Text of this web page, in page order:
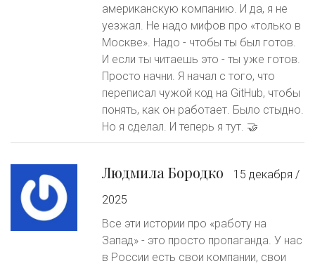
американскую компанию. И да, я не
уезжал. Не надо мифов про «только в
Москве». Надо - чтобы ты был готов.
И если ты читаешь это - ты уже готов.
Просто начни. Я начал с того, что
переписал чужой код на GitHub, чтобы
понять, как он работает. Было стыдно.
Но я сделал. И теперь я тут. 🤝
Людмила Бородко
15 декабря /
2025
Все эти истории про «работу на
Запад» - это просто пропаганда. У нас
в России есть свои компании, свои